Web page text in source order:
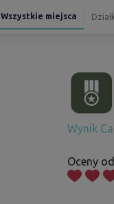
Wszystkie miejsca
Wynik
Oceny